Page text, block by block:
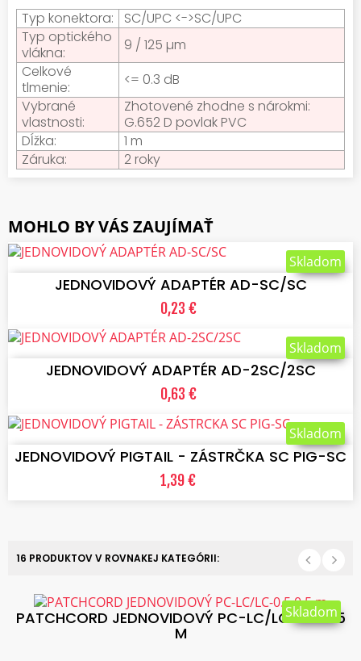
Typ konektora:
SC/UPC <->SC/UPC
Typ optického
vlákna:
9 / 125 µm
Celkové
tlmenie:
<= 0.3 dB
Vybrané
vlastnosti:
Zhotovené zhodne s nárokmi:
G.652 D povlak PVC
Dĺžka:
1 m
Záruka:
2 roky
MOHLO BY VÁS ZAUJÍMAŤ
VLOŽIŤ DO KOŠÍKA
JEDNOVIDOVÝ ADAPTÉR AD-SC/SC
0,23 €
Skladom
VLOŽIŤ DO KOŠÍKA
JEDNOVIDOVÝ ADAPTÉR AD-2SC/2SC
0,63 €
Skladom
VLOŽIŤ DO KOŠÍKA
JEDNOVIDOVÝ PIGTAIL - ZÁSTRČKA SC PIG-SC
1,39 €
Skladom
16 PRODUKTOV V ROVNAKEJ KATEGÓRII:
PATCHCORD JEDNOVIDOVÝ PC-LC/LC-0.5 0.5
M
Skladom